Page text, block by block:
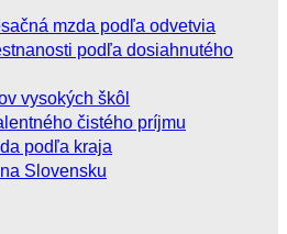
mzda podľa odvetvia
podľa dosiahnutého
vysokých škôl
čistého príjmu
podľa kraja
Slovensku